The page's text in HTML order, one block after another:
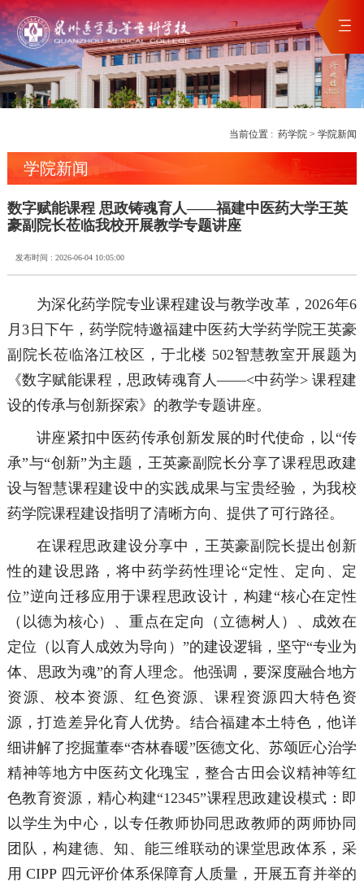
当前位置 :药学院 >学院新闻
学院新闻
数字赋能课程 思政铸魂育人——福建中医药大学王英
豪副院长莅临我校开展教学专题讲座
发布时间 : 2026-06-04 10:05:00
为深化药学院专业课程建设与教学改革，2026年6
月3日下午，药学院特邀福建中医药大学药学院王英豪
副院长莅临洛江校区，于北楼 502智慧教室开展题为
《数字赋能课程，思政铸魂育人——<中药学> 课程建
设的传承与创新探索》的教学专题讲座。
讲座紧扣中医药传承创新发展的时代使命，以“传
承”与“创新”为主题，王英豪副院长分享了课程思政建
设与智慧课程建设中的实践成果与宝贵经验，为我校
药学院课程建设指明了清晰方向、提供了可行路径。
在课程思政建设分享中，王英豪副院长提出创新
性的建设思路，将中药学药性理论“定性、定向、定
位”逆向迁移应用于课程思政设计，构建“核心在定性
（以德为核心）、重点在定向（立德树人）、成效在
定位（以育人成效为导向）”的建设逻辑，坚守“专业为
体、思政为魂”的育人理念。他强调，要深度融合地方
资源、校本资源、红色资源、课程资源四大特色资
源，打造差异化育人优势。结合福建本土特色，他详
细讲解了挖掘董奉“杏林春暖”医德文化、苏颂匠心治学
精神等地方中医药文化瑰宝，整合古田会议精神等红
色教育资源，精心构建“12345”课程思政建设模式：即
以学生为中心，以专任教师协同思政教师的两师协同
团队，构建德、知、能三维联动的课堂思政体系，采
用 CIPP 四元评价体系保障育人质量，开展五育并举的